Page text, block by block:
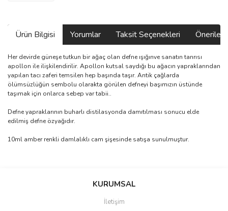
Ürün Bilgisi Yorumlar Taksit Seçenekleri
Her devirde güneşe tutkun bir ağaç olan defne ışığınve sanatın tanrısı
apollon ile ilişkilendirilir. Apollon kutsal saydığı bu ağacın yapraklarından
yapılan tacı zaferi temsilen hep başında taşır. Antik çağlarda
ölümsüzlüğün sembolu olarakta görülen defneyi başımızın üstünde
taşımak için onlarca sebep var tabii..
Defne yapraklarının buharlı distilasyonda damıtılması sonucu elde
edilmiş defne özyağıdır.
10ml amber renkli damlalıklı cam şişesinde satışa sunulmuştur.
Bu ürüne ilk yorumu siz yapın!
KURUMSAL
İletişim